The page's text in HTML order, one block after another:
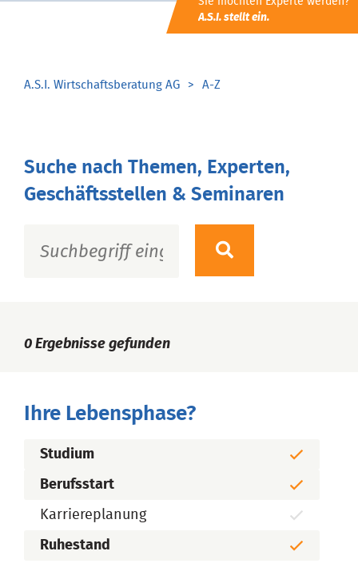
A.S.I. stellt ein.
A.S.I. Wirtschaftsberatung AG A-Z
Suche nach Themen, Experten,
Geschäftsstellen & Seminaren
0 Ergebnisse gefunden
Ihre Lebensphase?
Studium
Berufsstart
Karriereplanung
Ruhestand